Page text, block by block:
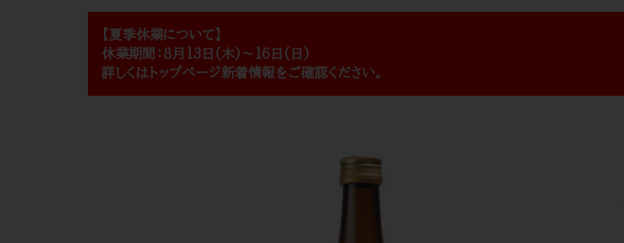
【夏季休業について】
休業期間：8月13日(木)～16日(日)
詳しくはトップページ新着情報をご確認ください。